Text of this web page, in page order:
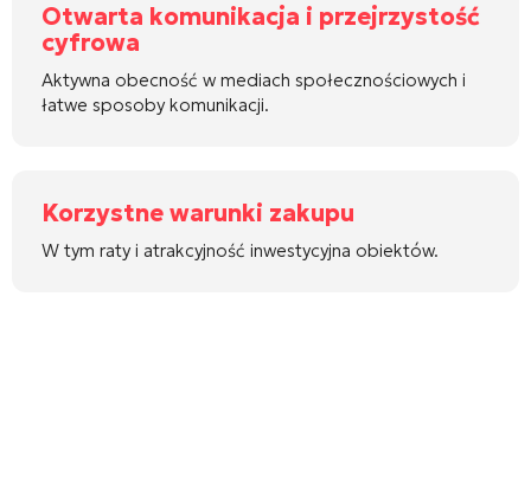
Otwarta komunikacja i przejrzystość
cyfrowa
Aktywna obecność w mediach społecznościowych i
łatwe sposoby komunikacji.
Korzystne warunki zakupu
W tym raty i atrakcyjność inwestycyjna obiektów.